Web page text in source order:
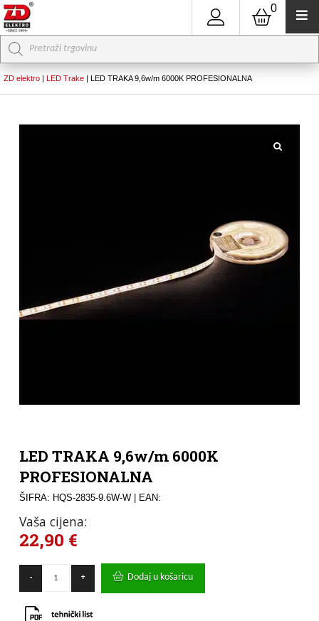
0
Products
search
ZD elektro | LED Trake | LED TRAKA 9,6w/m 6000K PROFESIONALNA
LED TRAKA 9,6w/m 6000K
PROFESIONALNA
ŠIFRA: HQS-2835-9.6W-W| EAN:
Vaša cijena:
22,90 €
-
TRAKA
9,6w/m
PROFESIONALNA
+ Dodaj u košaricu